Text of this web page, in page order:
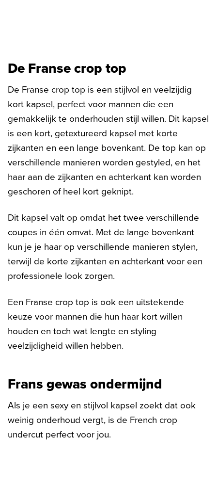
De Franse crop top
De Franse crop top is een stijlvol en veelzijdig
kort kapsel, perfect voor mannen die een
gemakkelijk te onderhouden stijl willen. Dit kapsel
is een kort, getextureerd kapsel met korte
zijkanten en een lange bovenkant. De top kan op
verschillende manieren worden gestyled, en het
haar aan de zijkanten en achterkant kan worden
geschoren of heel kort geknipt.
Dit kapsel valt op omdat het twee verschillende
coupes in één omvat. Met de lange bovenkant
kun je je haar op verschillende manieren stylen,
terwijl de korte zijkanten en achterkant voor een
professionele look zorgen.
Een Franse crop top is ook een uitstekende
keuze voor mannen die hun haar kort willen
houden en toch wat lengte en styling
veelzijdigheid willen hebben.
Frans gewas ondermijnd
Als je een sexy en stijlvol kapsel zoekt dat ook
weinig onderhoud vergt, is de French crop
undercut perfect voor jou.